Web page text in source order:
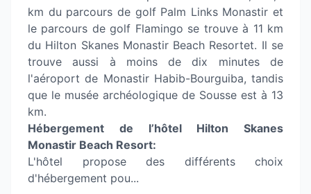
km du parcours de golf Palm Links Monastir et
le parcours de golf Flamingo se trouve à 11 km
du Hilton Skanes Monastir Beach Resortet. Il se
trouve aussi à moins de dix minutes de
l'aéroport de Monastir Habib-Bourguiba, tandis
que le musée archéologique de Sousse est à 13
km.
Hébergement de l’hôtel Hilton Skanes
Monastir Beach Resort:
L'hôtel propose des différents choix
d'hébergement pou...